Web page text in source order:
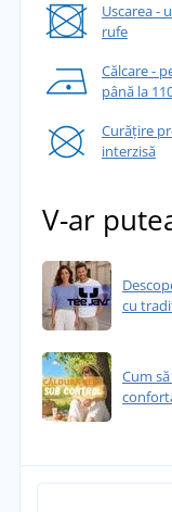
Uscarea -
rufe
Călcare -
până la
Curățire
interzisă
V-ar
cu
Cum